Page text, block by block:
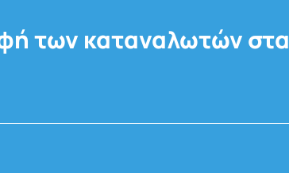
των καταναλωτών στα